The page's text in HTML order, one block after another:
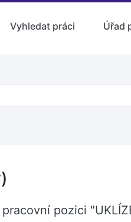
Vyhledat práci Úřad
pozici